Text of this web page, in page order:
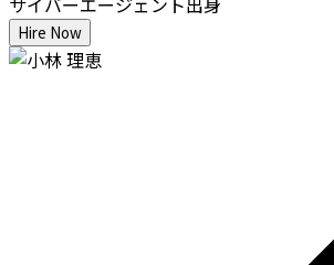
Hire Now